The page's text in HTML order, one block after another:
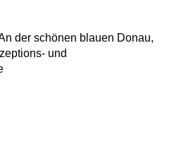
der schönen blauen Donau,
und